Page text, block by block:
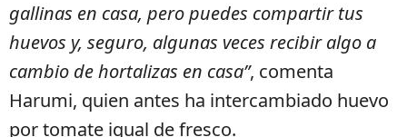
gallinas en casa, pero puedes compartir tus
huevos y, seguro, algunas veces recibir algo a
cambio de hortalizas en casa”, comenta
Harumi, quien antes ha intercambiado huevo
por tomate igual de fresco.